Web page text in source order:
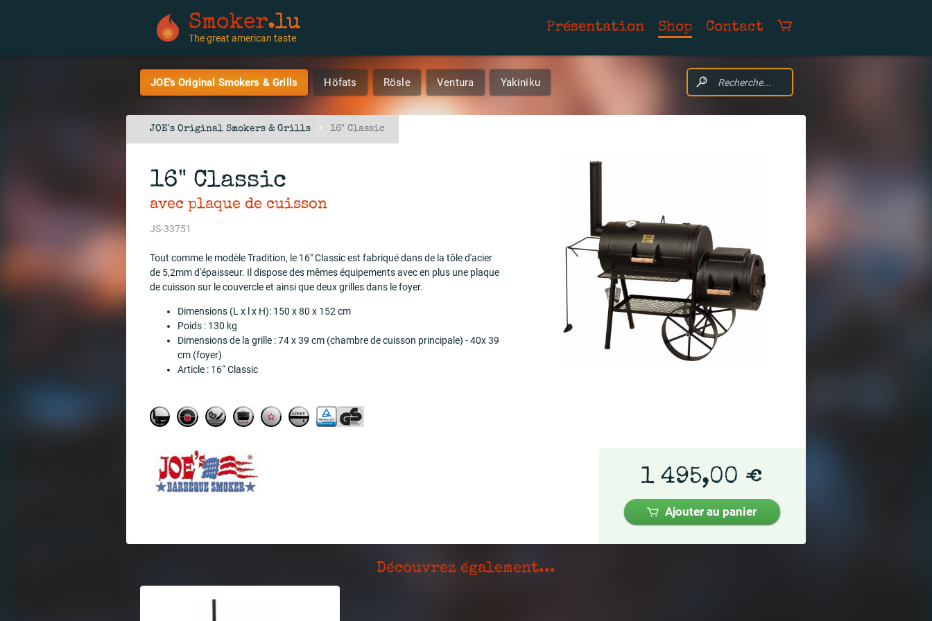
Smoker.lu
The great american taste
Présentation Shop Contact
JOE's Original Smokers & Grills Höfats Rösle Ventura Yakiniku
JOE's Original Smokers & Grills 16" Classic
16" Classic
avec plaque de cuisson
JS-33751
Tout comme le modèle Tradition, le 16" Classic est fabriqué dans de la tôle d'acier
de 5,2mm d'épaisseur. Il dispose des mêmes équipements avec en plus une plaque
de cuisson sur le couvercle et ainsi que deux grilles dans le foyer.
Dimensions (L x l x H): 150 x 80 x 152 cm
Poids : 130 kg
Dimensions de la grille : 74 x 39 cm (chambre de cuisson principale) - 40x 39
cm (foyer)
Article : 16“ Classic
1 495,00 €
Ajouter au panier
Découvrez également...